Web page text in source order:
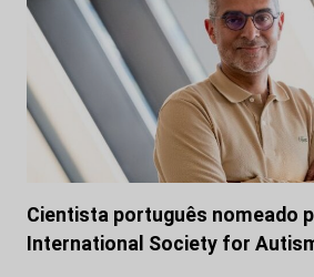
Cientista português nomeado
International Society for